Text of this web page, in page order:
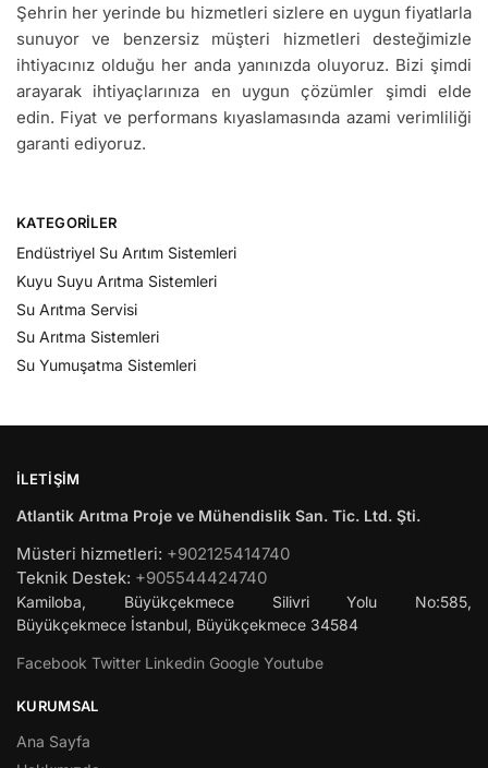
Şehrin her yerinde bu hizmetleri sizlere en uygun fiyatlarla
sunuyor ve benzersiz müşteri hizmetleri desteğimizle
ihtiyacınız olduğu her anda yanınızda oluyoruz. Bizi şimdi
arayarak ihtiyaçlarınıza en uygun çözümler şimdi elde
edin. Fiyat ve performans kıyaslamasında azami verimliliği
garanti ediyoruz.
KATEGORILER
Endüstriyel Su Arıtım Sistemleri
Kuyu Suyu Arıtma Sistemleri
Su Arıtma Servisi
Su Arıtma Sistemleri
Su Yumuşatma Sistemleri
İLETIŞIM
Atlantik Arıtma Proje ve Mühendislik San. Tic. Ltd. Şti.
Müsteri hizmetleri: +902125414740
Teknik Destek: +905544424740
Kamiloba, Büyükçekmece Silivri Yolu No:585,
Büyükçekmece İstanbul, Büyükçekmece 34584
Facebook Twitter Linkedin Google Youtube
KURUMSAL
Ana Sayfa